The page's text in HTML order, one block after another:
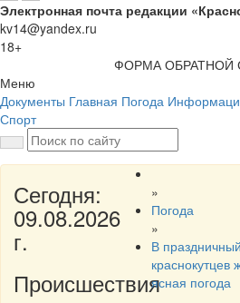
Электронная почта редакции
kv14@yandex.ru
18+
ФОРМА ОБРАТНОЙ
Меню
Документы Главная Погода
Спорт
Сегодня:
09.08.2026
г.
Происшествия
»
Погода
»
В
краснокутцев
ясная погода